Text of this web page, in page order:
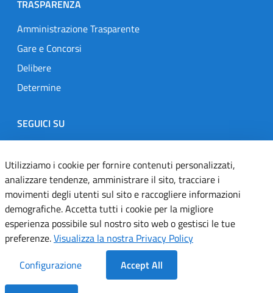
TRASPARENZA
Amministrazione Trasparente
Gare e Concorsi
Delibere
Determine
SEGUICI SU
Designers Italia
TwitterInstagramYoutubeLinkedin
Dichiarazione di accessibilità
Informativa cookie
Note legali
Utilizziamo i cookie per fornire contenuti personalizzati,
analizzare tendenze, amministrare il sito, tracciare i
movimenti degli utenti sul sito e raccogliere informazioni
demografiche. Accetta tutti i cookie per la migliore
esperienza possibile sul nostro sito web o gestisci le tue
preferenze.Visualizza la nostra Privacy Policy
Configurazione
Accept All